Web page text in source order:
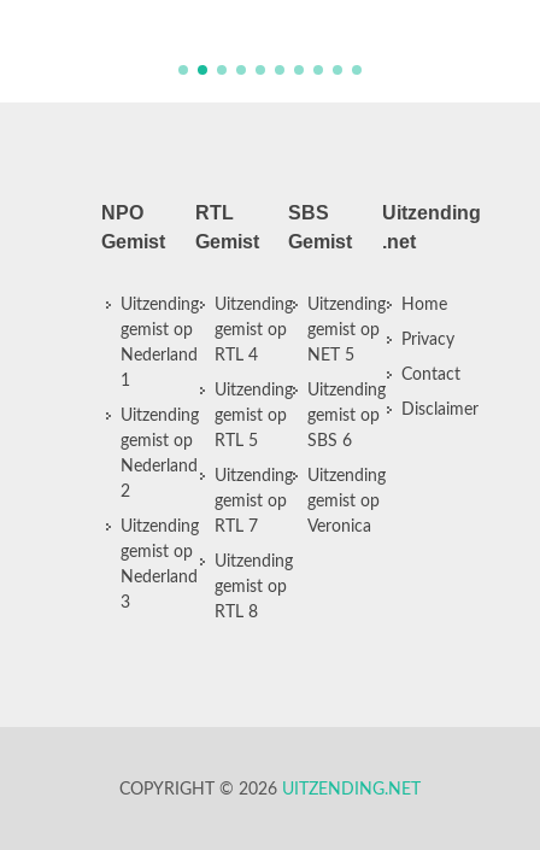
NPO
Gemist
Uitzending
gemist op
Nederland
1
Uitzending
gemist op
Nederland
2
Uitzending
gemist op
Nederland
3
RTL
Gemist
Uitzending
gemist op
RTL 4
Uitzending
gemist op
RTL 5
Uitzending
gemist op
RTL 7
Uitzending
gemist op
RTL 8
SBS
Gemist
Uitzending
gemist op
NET 5
Uitzending
gemist op
SBS 6
Uitzending
gemist op
Veronica
Uitzending
.net
Home
Privacy
Contact
Disclaimer
COPYRIGHT © 2026 UITZENDING.NET